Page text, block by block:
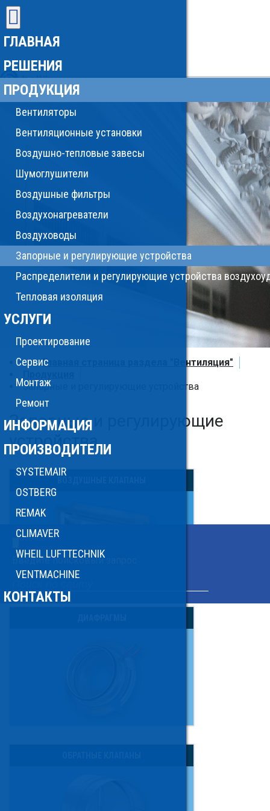
ГЛАВНАЯ
РЕШЕНИЯ
ПРОДУКЦИЯ
Вентиляторы
Вентиляционные установки
Воздушно-тепловые завесы
Шумоглушители
Воздушные фильтры
Воздухонагреватели
Воздуховоды
Запорные и регулирующие устройства
Распределители и регулирующие устройства
Тепловая изоляция
УСЛУГИ
Проектирование
Сервис
Монтаж
Ремонт
ИНФОРМАЦИЯ
ПРОИЗВОДИТЕЛИ
SYSTEMAIR
OSTBERG
REMAK
CLIMAVER
WHEIL LUFTTECHNIK
VENTMACHINE
КОНТАКТЫ
Введите поисковый запрос
Главная страница раздела "Вентиляция"
Запорные и регулирующие устройства
Запорные и регулирующие
устройства